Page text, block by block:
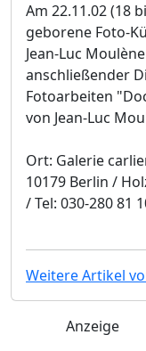
Am 22.11.02 (18
geborene Foto-
Jean-Luc
anschließender
Fotoarbeiten
von Jean-Luc
Ort: Galerie
10179 Berlin /
/ Tel: 030-280 81
Weitere Artikel
Anzeige